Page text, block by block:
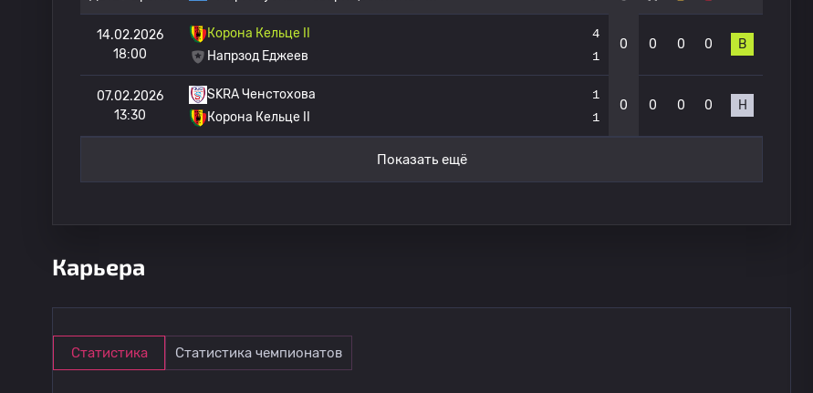
14.02.2026
18:00
Корона Кельце II
Напрзод Еджеев
4
1
0 0 0 0 В
07.02.2026
13:30
SKRA Ченстохова
Корона Кельце II
1
1
0 0 0 0 Н
Показать ещё
Карьера
Статистика Статистика чемпионатов